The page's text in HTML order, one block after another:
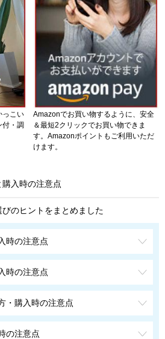
っこい
・調
Amazonでお買い物するように、安全
＆最短2クリックでお買い物できま
す。Amazonポイントもご利用いただ
けます。
入時の注意点
のヒントをまとめました
時の注意点
時の注意点
・購入時の注意点
の注意点